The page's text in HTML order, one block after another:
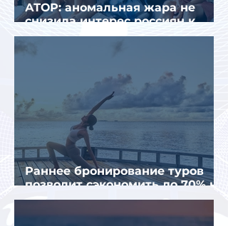
АТОР: аномальная жара не
снизила интерес россиян к
летнему отдыху в Европе
Раннее бронирование туров
позволит сэкономить до 70% на
летнем отдыхе — АТОР